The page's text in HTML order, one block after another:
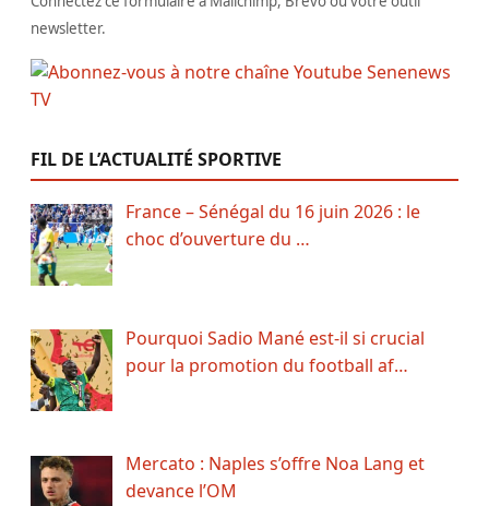
newsletter.
FIL DE L’ACTUALITÉ SPORTIVE
France – Sénégal du 16 juin 2026 : le
choc d’ouverture du …
Pourquoi Sadio Mané est-il si crucial
pour la promotion du football af…
Mercato : Naples s’offre Noa Lang et
devance l’OM